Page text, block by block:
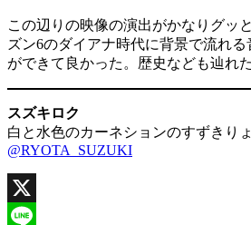
この辺りの映像の演出がかなりグッ
ズン6のダイアナ時代に背景で流れ
ができて良かった。歴史なども辿れ
スズキロク
白と水色のカーネションのすずきり
@RYOTA_SUZUKI
X